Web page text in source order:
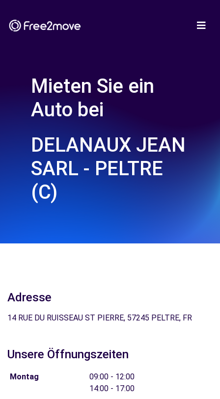
Mieten Sie ein
Auto bei
DELANAUX JEAN
SARL - PELTRE
(C)
Adresse
14 RUE DU RUISSEAU ST PIERRE, 57245 PELTRE, FR
Unsere Öffnungszeiten
Montag
09:00 - 12:00
14:00 - 17:00